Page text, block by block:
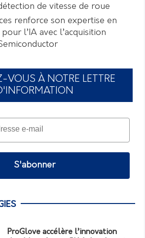
de vitesse de roue
renforce son expertise en
l’IA avec l’acquisition
VOUS À NOTRE LETTRE
S'abonner
ProGlove accélère l’innovation